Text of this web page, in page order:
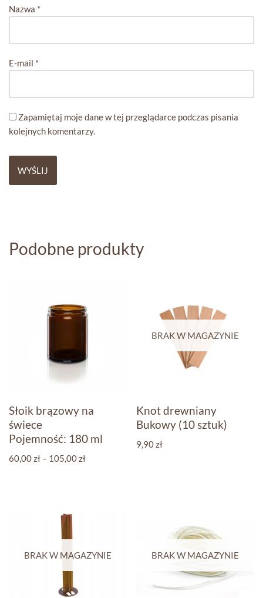
Nazwa *
E-mail *
Zapamiętaj moje dane w tej przeglądarce podczas pisania
kolejnych komentarzy.
Podobne produkty
Słoik brązowy na
świece
Pojemność: 180 ml
60,00zł – 105,00zł
BRAK W MAGAZYNIE
Knot drewniany
Bukowy (10 sztuk)
9,90zł
BRAK W MAGAZYNIE BRAK W MAGAZYNIE